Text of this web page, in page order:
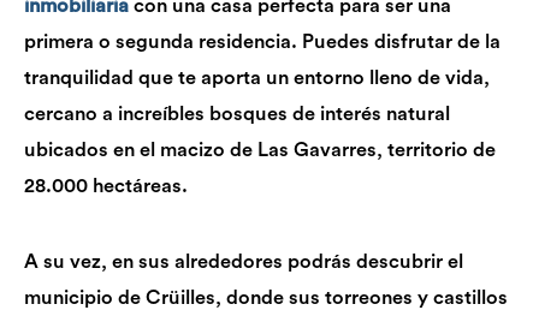
inmobiliaria con una casa perfecta para ser una
primera o segunda residencia. Puedes disfrutar de la
tranquilidad que te aporta un entorno lleno de vida,
cercano a increíbles bosques de interés natural
ubicados en el macizo de Las Gavarres, territorio de
28.000 hectáreas.
A su vez, en sus alrededores podrás descubrir el
municipio de Crüilles, donde sus torreones y castillos